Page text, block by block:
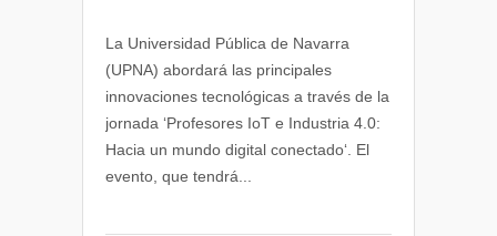
‘Profesores
Industria
4.0:
Hacia
La Universidad Pública de Navarra
(UPNA) abordará las principales
innovaciones tecnológicas a través de la
jornada ‘Profesores IoT e Industria 4.0:
Hacia un mundo digital conectado‘. El
evento, que tendrá...